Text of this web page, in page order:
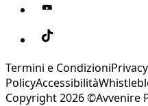
Termini e Condizioni
PolicyAccessibilità
Copyright 2026 ©Avvenire